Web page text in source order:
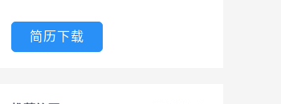
简历下载